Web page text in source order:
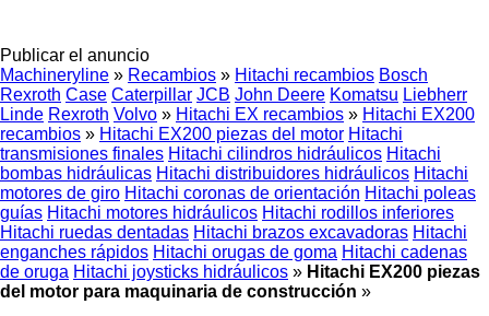
Publicar el anuncio
Machineryline » Recambios » Hitachi recambios Bosch
Rexroth Case Caterpillar JCB John Deere Komatsu Liebherr
Linde Rexroth Volvo » Hitachi EX recambios » Hitachi EX200
recambios » Hitachi EX200 piezas del motor Hitachi
transmisiones finales Hitachi cilindros hidráulicos Hitachi
bombas hidráulicas Hitachi distribuidores hidráulicos Hitachi
motores de giro Hitachi coronas de orientación Hitachi poleas
guías Hitachi motores hidráulicos Hitachi rodillos inferiores
Hitachi ruedas dentadas Hitachi brazos excavadoras Hitachi
enganches rápidos Hitachi orugas de goma Hitachi cadenas
de oruga Hitachi joysticks hidráulicos » Hitachi EX200 piezas
del motor para maquinaria de construcción »